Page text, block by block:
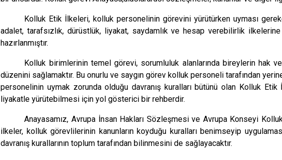
Kolluk Etik İlkeleri, kolluk personelinin görevini yürütürken uyması
adalet, tarafsızlık, dürüstlük, liyakat, saydamlık ve hesap verebilirlik
hazırlanmıştır.
Kolluk birimlerinin temel görevi, sorumluluk alanlarında bireylerin hak
düzenini sağlamaktır. Bu onurlu ve saygın görev kolluk personeli tarafından
personelinin uymak zorunda olduğu davranış kuralları bütünü olan Kolluk
liyakatle yürütebilmesi için yol gösterici bir rehberdir.
Anayasamız, Avrupa İnsan Hakları Sözleşmesi ve Avrupa Konseyi
ilkeler, kolluk görevlilerinin kanunların koyduğu kuralları benimseyip
davranış kurallarının toplum tarafından bilinmesini de sağlayacaktır.